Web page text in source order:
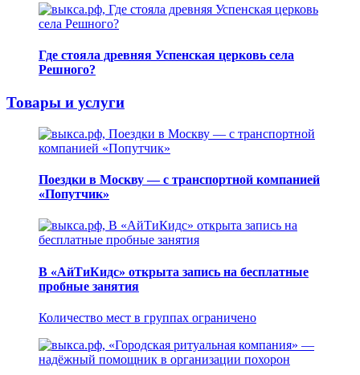
Где стояла древняя Успенская церковь села
Решного?
Товары и услуги
Поездки в Москву — с транспортной компанией
«Попутчик»
В «АйТиКидс» открыта запись на бесплатные
пробные занятия
Количество мест в группах ограничено